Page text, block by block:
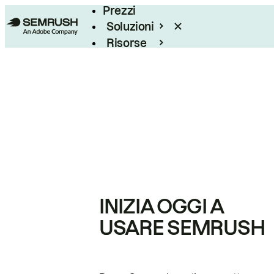
Prezzi
Soluzioni
Risorse
INIZIA OGGI A
USARE SEMRUSH